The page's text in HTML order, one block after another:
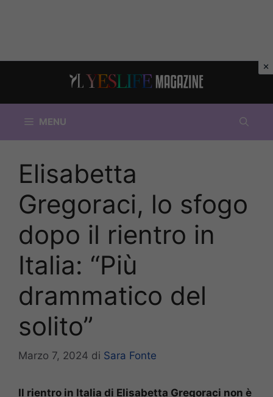
MENU
Elisabetta
Gregoraci, lo sfogo
dopo il rientro in
Italia: “Più
drammatico del
solito”
Marzo 7, 2024 di Sara Fonte
Il rientro in Italia di Elisabetta Gregoraci non è